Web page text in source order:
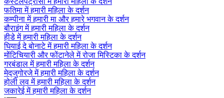
फतिमा में हमारी महिला के दर्शन
कम्पीना में हमारी मा और हमारे भगवान के दर्शन
बौराइंग में हमारी महिला के दर्शन
हीडे में हमारी महिला के दर्शन
घियाई दे बोनाटे में हमारी महिला के दर्शन
मोंटिचियारी और फोंटानेले में रोजा मिस्टिका के दर्शन
गरबंडाल में हमारी महिला के दर्शन
मेद्जुगोरजे में हमारी महिला के दर्शन
होली लव में हमारी महिला के दर्शन
जकारेई में हमारी महिला के दर्शन